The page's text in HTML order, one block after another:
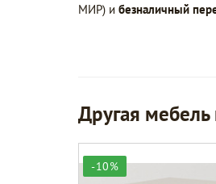
МИР) и безналичный
Другая мебель
-10%